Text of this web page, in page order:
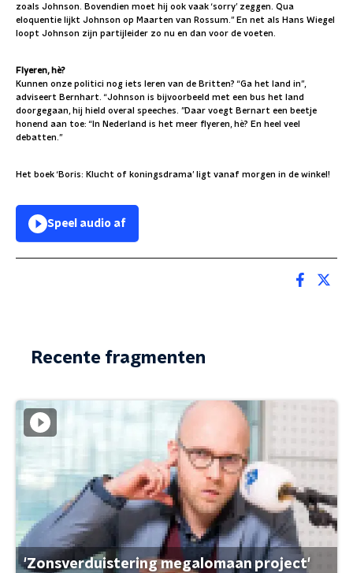
zoals Johnson. Bovendien moet hij ook vaak ‘sorry’ zeggen. Qua
eloquentie lijkt Johnson op Maarten van Rossum.” En net als Hans Wiegel
loopt Johnson zijn partijleider zo nu en dan voor de voeten.
Flyeren, hè?
Kunnen onze politici nog iets leren van de Britten? “Ga het land in”,
adviseert Bernhart. “Johnson is bijvoorbeeld met een bus het land
doorgegaan, hij hield overal speeches. ”Daar voegt Bernart een beetje
honend aan toe: “In Nederland is het meer flyeren, hè? En heel veel
debatten.”
Het boek ‘Boris: Klucht of koningsdrama’ ligt vanaf morgen in de winkel!
Speel audio af
Recente fragmenten
'Zonsverduistering megalomaan project'